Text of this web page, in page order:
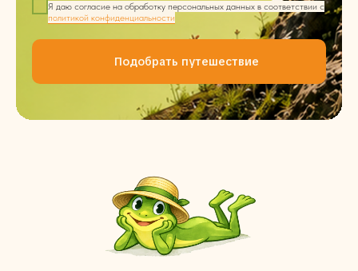
Я даю согласие на обработку персональных данных в соответствии с
политикой конфиденциальности
Подобрать путешествие